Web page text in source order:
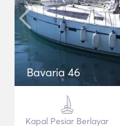
Bavaria 46
Kapal Pesiar Berlayar